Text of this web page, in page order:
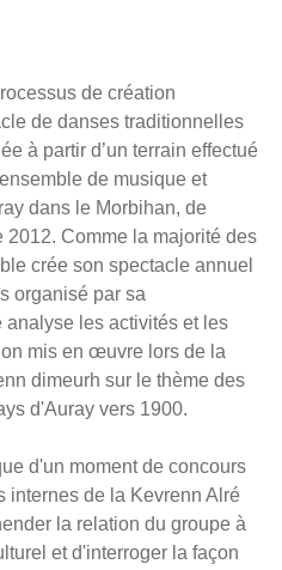
de création
de danses traditionnelles
à partir d’un terrain effectué
de musique et
dans le Morbihan, de
2012. Comme la majorité des
crée son spectacle annuel
organisé par sa
les activités et les
mis en œuvre lors de la
dimeurh sur le thème des
d'Auray vers 1900.
d'un moment de concours
internes de la Kevrenn Alré
la relation du groupe à
et d'interroger la façon